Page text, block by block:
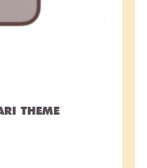
THEME